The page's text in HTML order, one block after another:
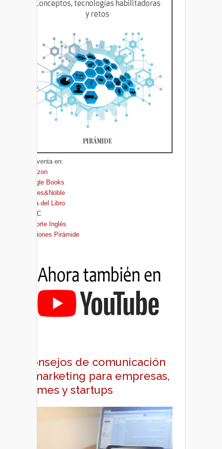
A la venta en:
Amazon
Google Books
Barnes&Noble
Casa del Libro
FNAC
El Corte Inglés
Ediciones Pirámide
Consejos de comunicación
y marketing para empresas,
pymes y startups